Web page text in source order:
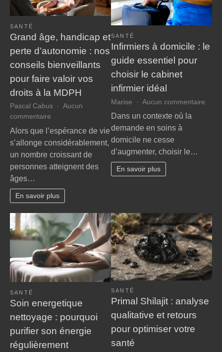
SANTÉ
Grand âge, handicap et
perte d’autonomie : nos
conseils bienveillants
pour faire valoir vos
droits à la MDPH
Pascal Cabus
Aucun
commentaire
Grand
âge,
handicap
et
perte
:
nos
bienveillants
pour
faire
valoir
vos
droits
à
MDPH
Alors que l’espérance de vie
s’allonge considérablement,
un nombre croissant de
personnes atteignent des
âges…
En savoir plus
SANTÉ
Infirmiers à domicile : le
guide essentiel pour
choisir le cabinet
infirmier idéal
Marise Aucun commentaire
idéal
Dans un contexte où la
demande en soins à
domicile ne cesse
d’augmenter, choisir le…
En savoir plus
SANTÉ
Soin energetique
nettoyage : pourquoi
purifier son énergie
régulièrement
SANTÉ
Primal Shilajit : analyse
qualitative et retours
pour optimiser votre
santé